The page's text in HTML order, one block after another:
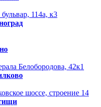
114а, к3
Белобородова, 42к1
шоссе, строение 14